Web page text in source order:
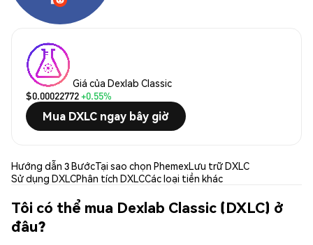
Giá của Dexlab Classic
$0.00022772+0.55%
Mua DXLC ngay bây giờ
Hướng dẫn 3 BướcTại sao chọn PhemexLưu trữ DXLC
Sử dụng DXLCPhân tích DXLCCác loại tiền khác
Tôi có thể mua Dexlab Classic (DXLC) ở
đâu?